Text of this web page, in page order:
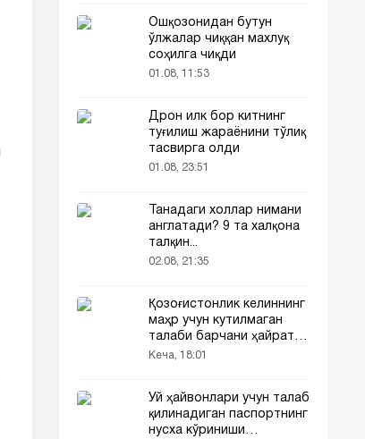
Ошқозонидан бутун
ўлжалар чиққан махлуқ
соҳилга чиқди
01.08, 11:53
Дрон илк бор китнинг
туғилиш жараёнини тўлиқ
тасвирга олди
01.08, 23:51
Танадаги холлар нимани
англатади? 9 та халқона
талқин...
02.08, 21:35
Қозоғистонлик келиннинг
маҳр учун кутилмаган
талаби барчани ҳайратга
солди
Кеча, 18:01
Уй ҳайвонлари учун талаб
қилинадиган паспортнинг
нусха кўриниши